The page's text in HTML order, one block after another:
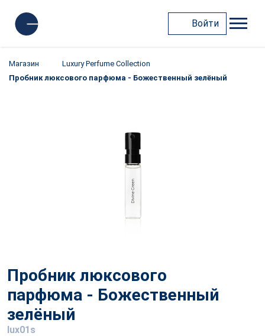
Войти
Магазин
Luxury Perfume Collection
Пробник люксового парфюма - Божественный зелёный
Пробник люксового
парфюма - Божественный
зелёный
lux01s